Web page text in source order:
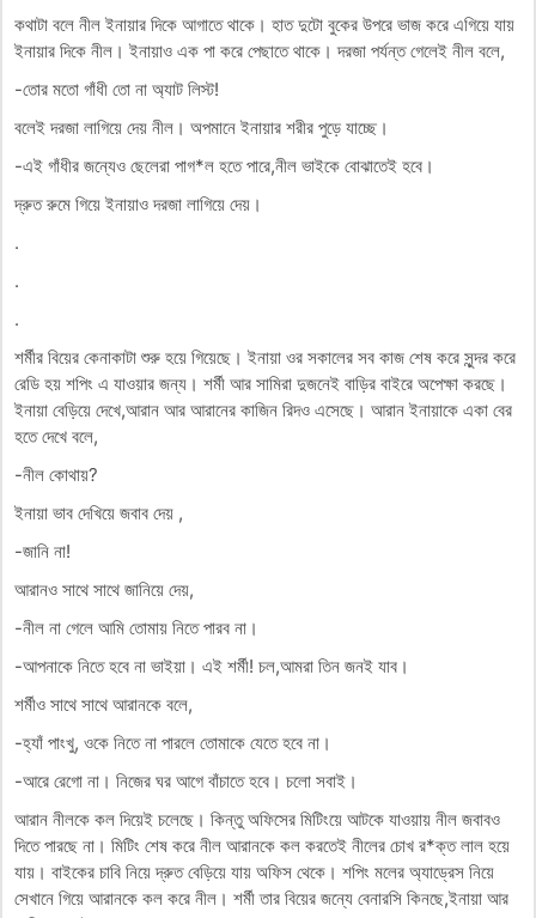
কথাটা বলে নীল ইনায়ার দিকে আগাতে থাকে। হাত দুটো বুকের উপরে ভাজ করে এগিয়ে যায়
ইনায়ার দিকে নীল। ইনায়াও এক পা করে পেছাতে থাকে। দরজা পর্যন্ত গেলেই নীল বলে,
-তোর মতো গাঁধী তো না অ্যাট লিস্ট!
বলেই দরজা লাগিয়ে দেয় নীল। অপমানে ইনায়ার শরীর পুড়ে যাচ্ছে।
-এই গাঁধীর জন্যেও ছেলেরা পাগ*ল হতে পারে,নীল ভাইকে বোঝাতেই হবে।
দ্রুত রুমে গিয়ে ইনায়াও দরজা লাগিয়ে দেয়।
.
.
.
শর্মীর বিয়ের কেনাকাটা শুরু হয়ে গিয়েছে। ইনায়া ওর সকালের সব কাজ শেষ করে সুন্দর করে
রেডি হয় শপিং এ যাওয়ার জন্য। শর্মী আর সামিরা দুজনেই বাড়ির বাইরে অপেক্ষা করছে।
ইনায়া বেড়িয়ে দেখে,আরান আর আরানের কাজিন রিদও এসেছে। আরান ইনায়াকে একা বের
হতে দেখে বলে,
-নীল কোথায়?
ইনায়া ভাব দেখিয়ে জবাব দেয় ,
-জানি না!
আরানও সাথে সাথে জানিয়ে দেয়,
-নীল না গেলে আমি তোমায় নিতে পারব না।
-আপনাকে নিতে হবে না ভাইয়া। এই শর্মী! চল,আমরা তিন জনই যাব।
শর্মীও সাথে সাথে আরানকে বলে,
-হ্যাঁ পাংখু, ওকে নিতে না পারলে তোমাকে যেতে হবে না।
-আরে রেগো না। নিজের ঘর আগে বাঁচাতে হবে। চলো সবাই।
আরান নীলকে কল দিয়েই চলেছে। কিন্তু অফিসের মিটিংয়ে আটকে যাওয়ায় নীল জবাবও
দিতে পারছে না। মিটিং শেষ করে নীল আরানকে কল করতেই নীলের চোখ র*ক্ত লাল হয়ে
যায়। বাইকের চাবি নিয়ে দ্রুত বেড়িয়ে যায় অফিস থেকে। শপিং মলের অ্যাড্রেস নিয়ে
সেখানে গিয়ে আরানকে কল করে নীল। শর্মী তার বিয়ের জন্যে বেনারসি কিনছে,ইনায়া আর